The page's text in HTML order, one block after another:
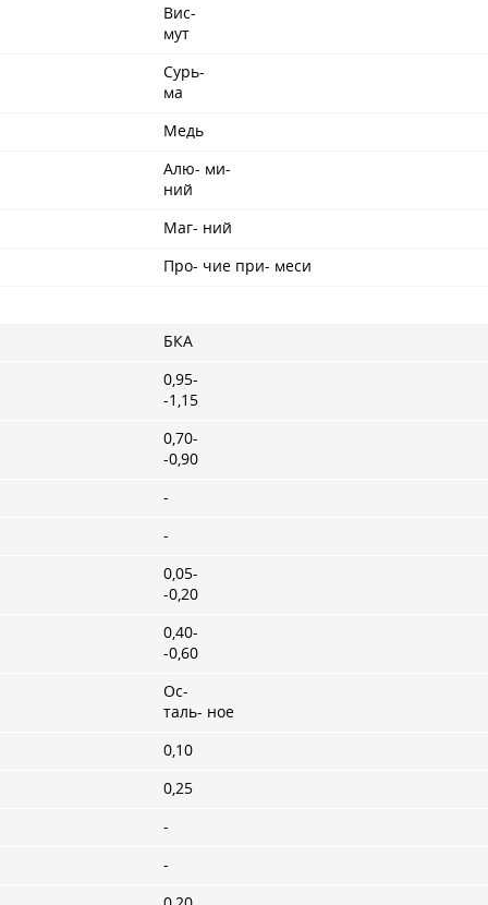
Вис-
мут
Сурь-
ма
Медь
Алю- ми-
ний
Маг- ний
Про- чие при- меси
БКА
0,95-
-1,15
0,70-
-0,90
-
-
0,05-
-0,20
0,40-
-0,60
Ос-
таль- ное
0,10
0,25
-
-